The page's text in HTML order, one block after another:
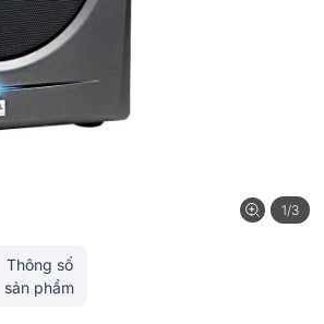
1/3
Thông số
sản phẩm